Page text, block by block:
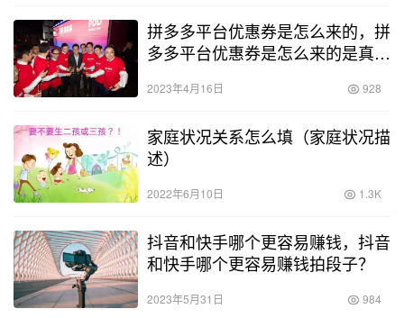
拼多多平台优惠券是怎么来的，拼
多多平台优惠券是怎么来的是真的
2023年4月16日 928
家庭状况关系怎么填（家庭状况描
述）
2022年6月10日 1.3K
抖音和快手哪个更容易赚钱，抖音
和快手哪个更容易赚钱拍段子？
2023年5月31日 984